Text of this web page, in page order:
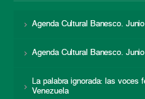
Agenda Cultural Banesco.
Agenda Cultural Banesco.
La palabra ignorada: las voces
Venezuela